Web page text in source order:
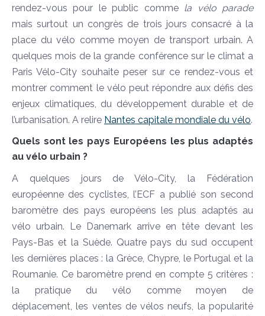
rendez-vous pour le public comme la vélo parade
mais surtout un congrès de trois jours consacré à la
place du vélo comme moyen de transport urbain. A
quelques mois de la grande conférence sur le climat a
Paris Vélo-City souhaite peser sur ce rendez-vous et
montrer comment le vélo peut répondre aux défis des
enjeux climatiques, du développement durable et de
l’urbanisation. A relire Nantes capitale mondiale du vélo.
Quels sont les pays Européens les plus adaptés
au vélo urbain ?
A quelques jours de Vélo-City, la Fédération
européenne des cyclistes, l’ECF a publié son second
baromètre des pays européens les plus adaptés au
vélo urbain. Le Danemark arrive en tête devant les
Pays-Bas et la Suède. Quatre pays du sud occupent
les dernières places : la Grèce, Chypre, le Portugal et la
Roumanie. Ce baromètre prend en compte 5 critères :
la pratique du vélo comme moyen de
déplacement, les ventes de vélos neufs, la popularité